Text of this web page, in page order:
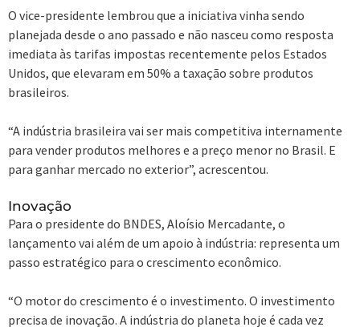
O vice-presidente lembrou que a iniciativa vinha sendo
planejada desde o ano passado e não nasceu como resposta
imediata às tarifas impostas recentemente pelos Estados
Unidos, que elevaram em 50% a taxação sobre produtos
brasileiros.
“A indústria brasileira vai ser mais competitiva internamente
para vender produtos melhores e a preço menor no Brasil. E
para ganhar mercado no exterior”, acrescentou.
Inovação
Para o presidente do BNDES, Aloísio Mercadante, o
lançamento vai além de um apoio à indústria: representa um
passo estratégico para o crescimento econômico.
“O motor do crescimento é o investimento. O investimento
precisa de inovação. A indústria do planeta hoje é cada vez